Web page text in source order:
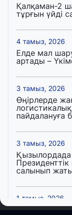
Қалқаман-2
тұрғын үйді
4 тамыз, 2026
Елде мал
артады –
3 тамыз, 2026
Өңірлерде
пайдалануға
3 тамыз, 2026
салынып
1 тамыз, 2026
Кинопоиск